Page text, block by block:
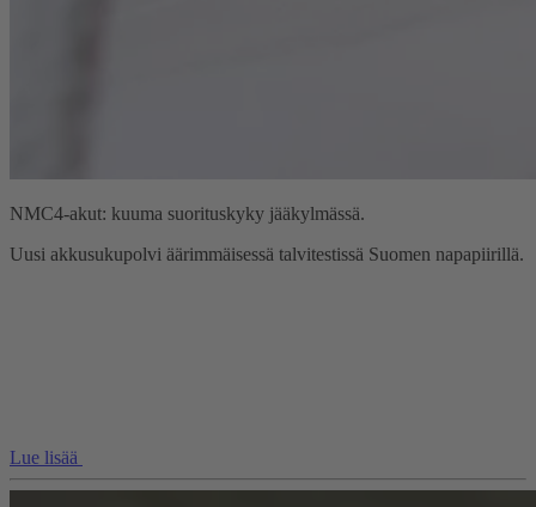
NMC4-akut: kuuma suorituskyky jääkylmässä.
Uusi akkusukupolvi äärimmäisessä talvitestissä Suomen napapiirillä.
Lue lisää